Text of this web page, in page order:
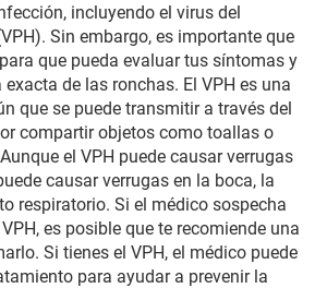
incluyendo el virus del
Sin embargo, es importante que
que pueda evaluar tus síntomas y
de las ronchas. El VPH es una
que se puede transmitir a través del
compartir objetos como toallas o
el VPH puede causar verrugas
causar verrugas en la boca, la
respiratorio. Si el médico sospecha
es posible que te recomiende una
Si tienes el VPH, el médico puede
para ayudar a prevenir la